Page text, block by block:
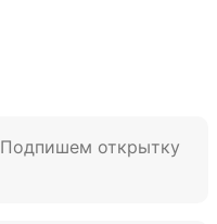
Подпишем открытку